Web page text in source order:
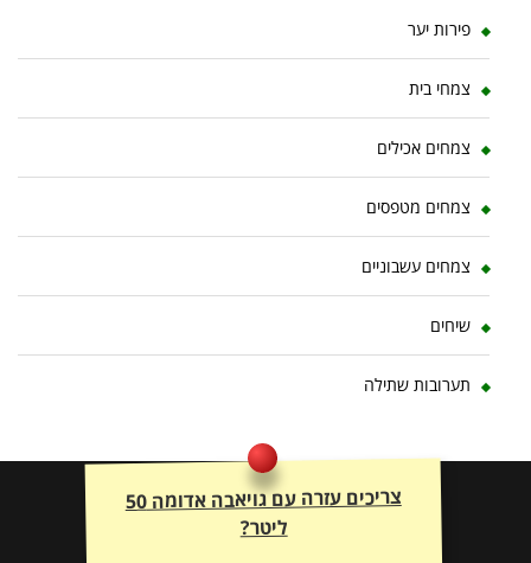
פירות יער
צמחי בית
צמחים אכילים
צמחים מטפסים
צמחים עשבוניים
שיחים
תערובות שתילה
צריכים עזרה עם גויאבה אדומה 50
ליטר?